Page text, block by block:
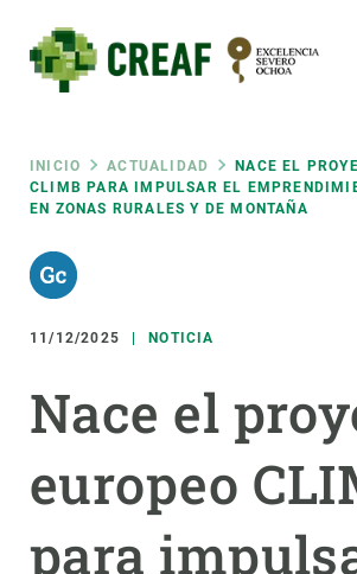
contenido
principal
Ruta
de
navegación
INICIO ACTUALIDAD
NACE EL
CLIMB PARA IMPULSAR EL
EN ZONAS RURALES Y DE MONTAÑA
11/12/2025 NOTICIA
Nace el
europeo
para
RRSS
Featured
responsive
Responsive
menu
INVESTIGACIÓN
CIENCIA EN ACCIÓN